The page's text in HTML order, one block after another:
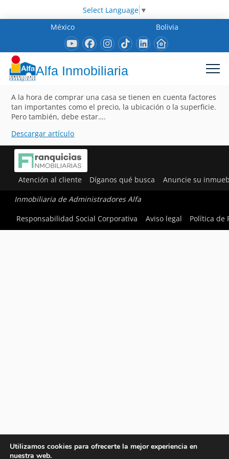
Select Language ▼
México
Bolivia
Alfa Inmobiliaria
A la hora de comprar una casa se tienen en cuenta factores
tan importantes como el precio, la ubicación o la superficie.
Pero también, debe estar….
Descargar artículo
Atención al cliente Díganos qué busca Anuncie su
Inmobiliaria de Administradores Alfa
Responsabilidad Social Corporativa
Aviso legal Política de
Utilizamos cookies para ofrecerte la mejor experiencia en
nuestra web.